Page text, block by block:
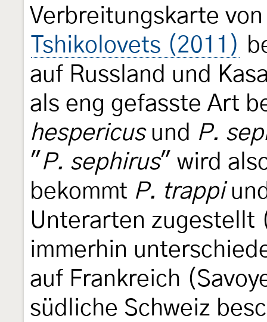
Verbreitungskarte
Tshikolovets (2011)
auf Russland und
als eng gefasste Art
hespericusund P.
" P. sephirus" wird
bekommt P. trappi
Unterarten zugestellt
immerhin
auf Frankreich
südliche Schweiz